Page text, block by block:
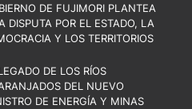
DE FUJIMORI PLANTEA
DISPUTA POR EL ESTADO, LA
Y LOS TERRITORIOS
DE LOS RÍOS
DEL NUEVO
DE ENERGÍA Y MINAS